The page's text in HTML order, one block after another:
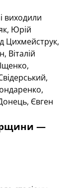
виходили
Юрій
Цихмейструк,
Віталій
Євген
—